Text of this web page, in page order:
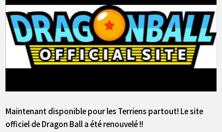
Maintenant disponible pour les Terriens partout! Le site
officiel de Dragon Ball a été renouvelé !!